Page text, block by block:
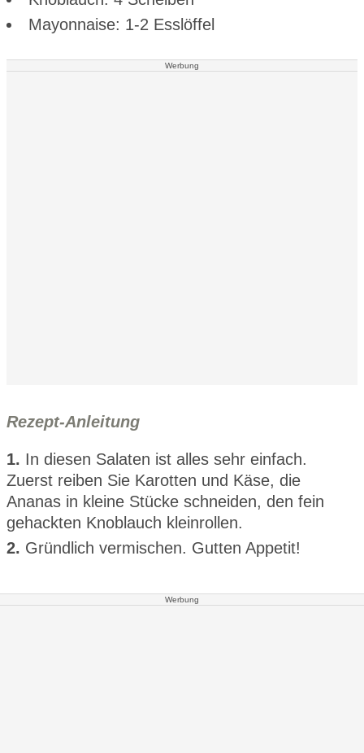
Mayonnaise: 1-2 Esslöffel
Werbung
Rezept-Anleitung
1. In diesen Salaten ist alles sehr einfach.
Zuerst reiben Sie Karotten und Käse, die
Ananas in kleine Stücke schneiden, den fein
gehackten Knoblauch kleinrollen.
2. Gründlich vermischen. Gutten Appetit!
Werbung